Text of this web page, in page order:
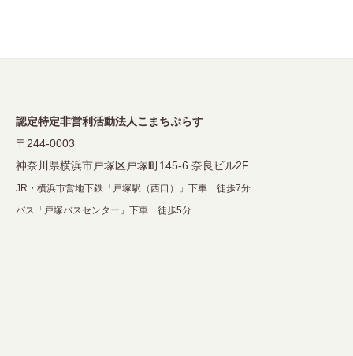
認定特定非営利活動法人こまちぷらす
〒244-0003
神奈川県横浜市戸塚区戸塚町145-6 奈良ビル2F
JR・横浜市営地下鉄「戸塚駅（西口）」下車 徒歩7分
バス「戸塚バスセンター」下車 徒歩5分